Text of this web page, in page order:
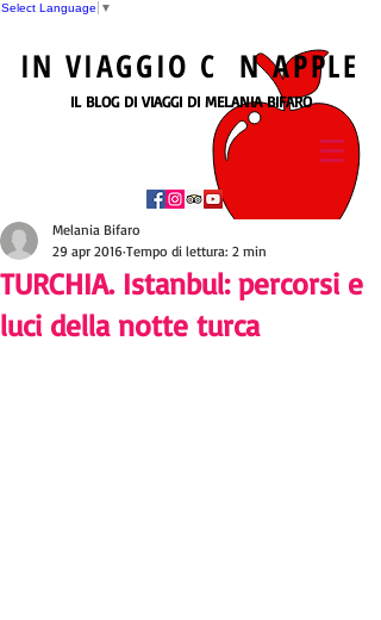
Select Language ▼
IN VIAGGIO C NAPPLE
IL BLOG DI VIAGGI DI MELANIA BIFARO
TURCHIA. Istanbul: percorsi e
luci della notte turca
Melania Bifaro
29 apr 2016 Tempo di lettura: 2 min